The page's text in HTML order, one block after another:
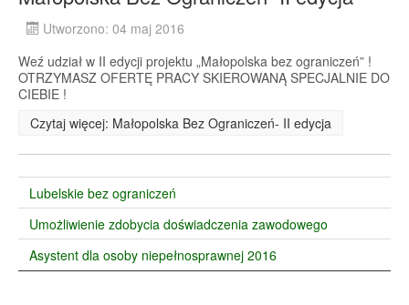
Utworzono: 04 maj 2016
Weź udział w II edycji projektu „Małopolska bez ograniczeń” !
OTRZYMASZ OFERTĘ PRACY SKIEROWANĄ SPECJALNIE DO
CIEBIE !
Czytaj więcej: Małopolska Bez Ograniczeń- II edycja
Lubelskie bez ograniczeń
Umożliwienie zdobycia doświadczenia zawodowego
Asystent dla osoby niepełnosprawnej 2016